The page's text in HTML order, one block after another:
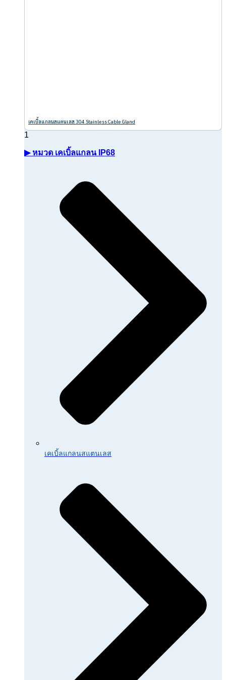
เคเบิ้ลแกลนสแตนเลส 304 Stainless Cable Gland
▶ หมวด เคเบิ้ลแกลน IP68
เคเบิ้ลแกลนสแตนเลส